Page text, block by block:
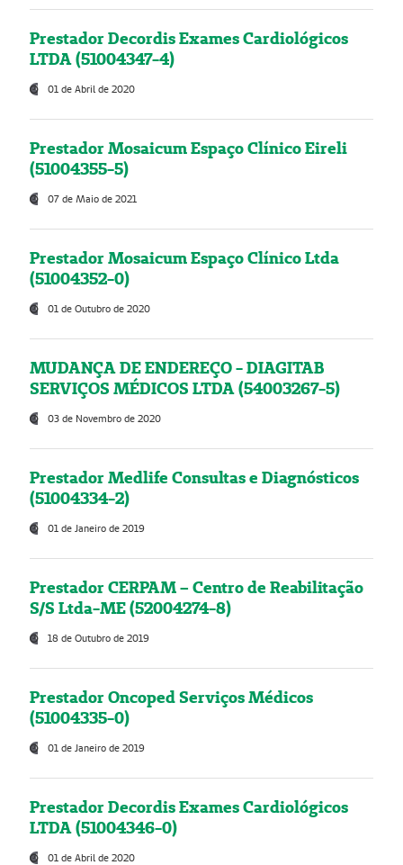
Prestador Decordis Exames Cardiológicos
LTDA (51004347-4)
01 de Abril de 2020
Prestador Mosaicum Espaço Clínico Eireli
(51004355-5)
07 de Maio de 2021
Prestador Mosaicum Espaço Clínico Ltda
(51004352-0)
01 de Outubro de 2020
MUDANÇA DE ENDEREÇO - DIAGITAB
SERVIÇOS MÉDICOS LTDA (54003267-5)
03 de Novembro de 2020
Prestador Medlife Consultas e Diagnósticos
(51004334-2)
01 de Janeiro de 2019
Prestador CERPAM – Centro de Reabilitação
S/S Ltda-ME (52004274-8)
18 de Outubro de 2019
Prestador Oncoped Serviços Médicos
(51004335-0)
01 de Janeiro de 2019
Prestador Decordis Exames Cardiológicos
LTDA (51004346-0)
01 de Abril de 2020